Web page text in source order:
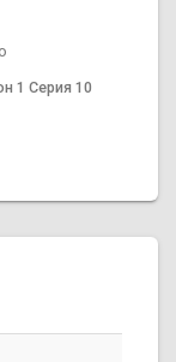
1 Серия 10